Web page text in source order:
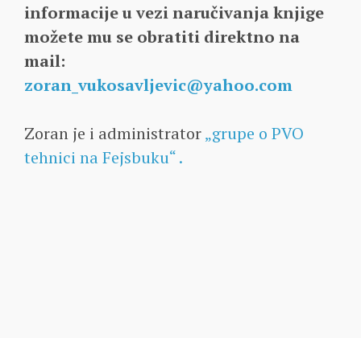
informacije u vezi naručivanja knjige
možete mu se obratiti direktno na
mail:
zoran_vukosavljevic@yahoo.com
Zoran je i administrator„grupe o PVO
tehnici na Fejsbuku“ .